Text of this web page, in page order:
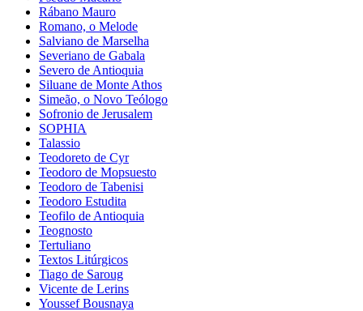
Rábano Mauro
Romano, o Melode
Salviano de Marselha
Severiano de Gabala
Severo de Antioquia
Siluane de Monte Athos
Simeão, o Novo Teólogo
Sofronio de Jerusalem
SOPHIA
Talassio
Teodoreto de Cyr
Teodoro de Mopsuesto
Teodoro de Tabenisi
Teodoro Estudita
Teofilo de Antioquia
Teognosto
Tertuliano
Textos Litúrgicos
Tiago de Saroug
Vicente de Lerins
Youssef Bousnaya